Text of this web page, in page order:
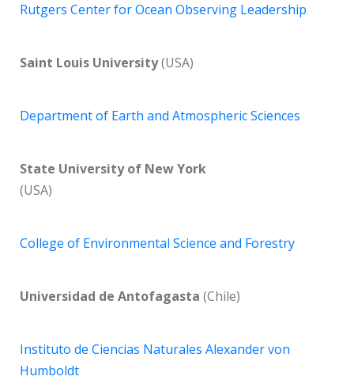
Rutgers Center for Ocean Observing Leadership
Saint Louis University(USA)
Department of Earth and Atmospheric Sciences
State University of New York
(USA)
College of Environmental Science and Forestry
Universidad de Antofagasta (Chile)
Instituto de Ciencias Naturales Alexander von
Humboldt